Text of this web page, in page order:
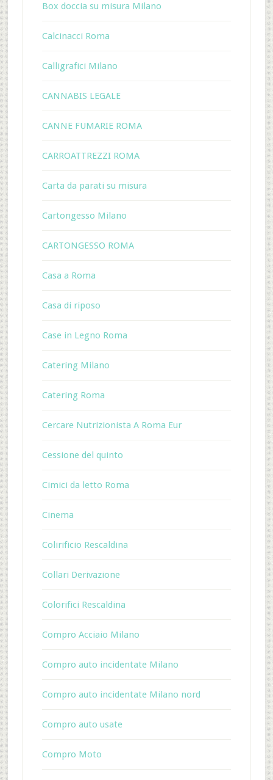
Box doccia su misura Milano
Calcinacci Roma
Calligrafici Milano
CANNABIS LEGALE
CANNE FUMARIE ROMA
CARROATTREZZI ROMA
Carta da parati su misura
Cartongesso Milano
CARTONGESSO ROMA
Casa a Roma
Casa di riposo
Case in Legno Roma
Catering Milano
Catering Roma
Cercare Nutrizionista A Roma Eur
Cessione del quinto
Cimici da letto Roma
Cinema
Colirificio Rescaldina
Collari Derivazione
Colorifici Rescaldina
Compro Acciaio Milano
Compro auto incidentate Milano
Compro auto incidentate Milano nord
Compro auto usate
Compro Moto